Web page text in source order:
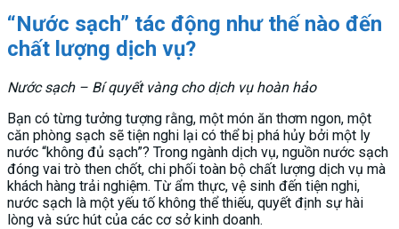
“Nước sạch” tác động như thế nào đến
chất lượng dịch vụ?
Nước sạch – Bí quyết vàng cho dịch vụ hoàn hảo
Bạn có từng tưởng tượng rằng, một món ăn thơm ngon, một
căn phòng sạch sẽ tiện nghi lại có thể bị phá hủy bởi một ly
nước “không đủ sạch”? Trong ngành dịch vụ, nguồn nước sạch
đóng vai trò then chốt, chi phối toàn bộ chất lượng dịch vụ mà
khách hàng trải nghiệm. Từ ẩm thực, vệ sinh đến tiện nghi,
nước sạch là một yếu tố không thể thiếu, quyết định sự hài
lòng và sức hút của các cơ sở kinh doanh.